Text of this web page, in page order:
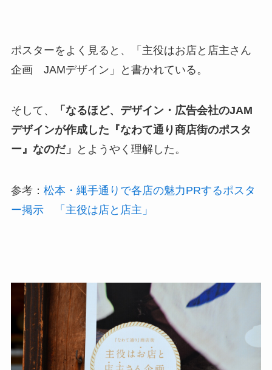
ポスターをよく見ると、「主役はお店と店主さん
企画 JAMデザイン」と書かれている。
そして、
「なるほど、デザイン・広告会社のJAM
デザインが作成した『なわて通り商店街のポスタ
ー』なのだ」
とようやく理解した。
参考： 松本・縄手通りで各店の魅力PRするポスタ
ー掲示 「主役は店と店主」